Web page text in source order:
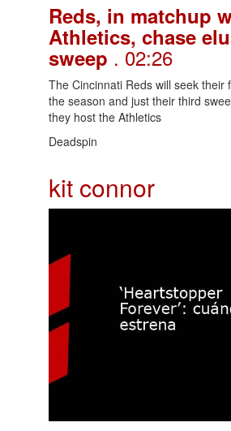
Reds, in matchup
Athletics, chase
sweep . 02:26
The Cincinnati Reds will seek their
the season and just their third
they host the Athletics
Deadspin
kit connor